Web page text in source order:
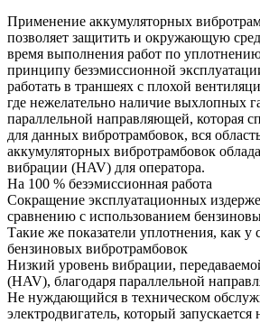
Применение аккумуляторных
позволяет защитить и окружающую
время выполнения работ по
принципу безэмиссионной
работать в траншеях с плохой
где нежелательно наличие выхлопных
параллельной направляющей, которая
для данных вибротрамбовок, вся
аккумуляторных вибротрамбовок
вибрации (HAV) для оператора.
На 100 % безэмиссионная работа
Сокращение эксплуатационных
сравнению с использованием
Такие же показатели уплотнения, как у
бензиновых вибротрамбовок
Низкий уровень вибрации,
(HAV), благодаря параллельной
Не нуждающийся в техническом
электродвигатель, который